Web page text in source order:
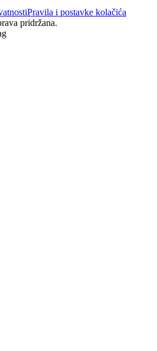
Pravila i postavke kolačića
pridržana.